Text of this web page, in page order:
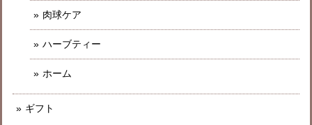
肉球ケア
ハーブティー
ホーム
ギフト